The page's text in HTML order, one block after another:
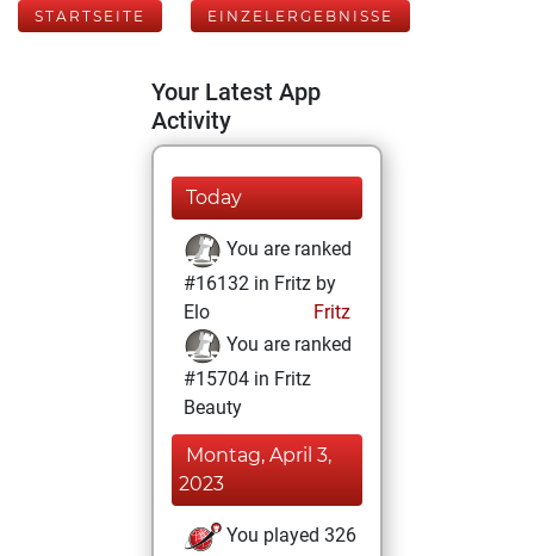
STARTSEITE EINZELERGEBNISSE
Your Latest App
Activity
Today
You are ranked
#16132 in Fritz by
Elo
Fritz
You are ranked
#15704 in Fritz
Beauty
Montag, April 3,
2023
You played 326